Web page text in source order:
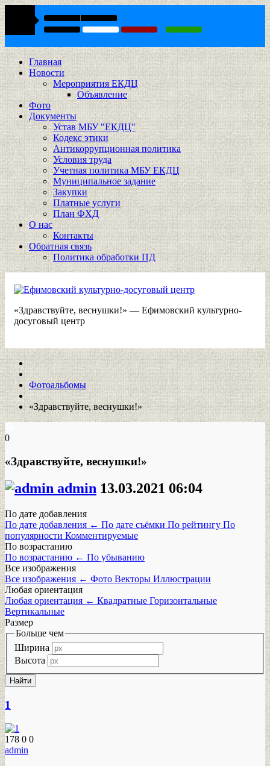
Главная
Новости
Мероприятия ЕКДЦ
Объявление
Фото
Документы
Устав МБУ "ЕКДЦ"
Кодекс этики
Антикоррупционная политика
Условия труда
Учетная политика МБУ ЕКДЦ
Муниципальное задание
Закупки
Платные услуги
План ФХД
О нас
Контакты
Обратная связь
Политика обработки ПД
«Здравствуйте, веснушки!» — Ефимовский культурно-
досуговый центр
Фотоальбомы
«Здравствуйте, веснушки!»
0
«Здравствуйте, веснушки!»
admin 13.03.2021 06:04
По дате добавления
По дате добавления ← По дате съёмки По рейтингу По
популярности Комментируемые
По возрастанию
По возрастанию ← По убыванию
Все изображения
Все изображения ← Фото Векторы Иллюстрации
Любая ориентация
Любая ориентация ← Квадратные Горизонтальные
Вертикальные
Размер
Больше чем
Ширина
Высота
1
178 0 0
admin